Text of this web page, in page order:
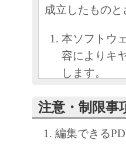
成立したものと
本ソフトウ
容によりキ
します。
といいます
独占的権利
注意・制限事
編集できる